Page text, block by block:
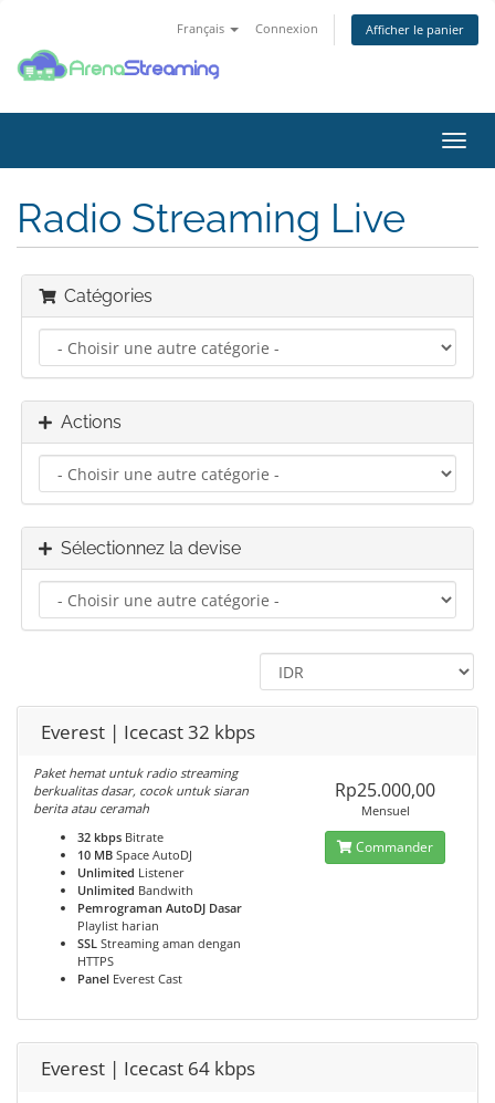
Français Connexion Afficher le panier
la
Radio Streaming Live
Catégories
Actions
Sélectionnez la devise
Everest | Icecast 32 kbps
Paket hemat untuk radio streaming
berkualitas dasar, cocok untuk siaran
berita atau ceramah
32 kbps Bitrate
10 MB Space AutoDJ
Unlimited Listener
Unlimited Bandwith
Pemrograman AutoDJ Dasar
Playlist harian
SSL Streaming aman dengan
HTTPS
Panel Everest Cast
Rp25.000,00
Mensuel
Commander
Everest | Icecast 64 kbps